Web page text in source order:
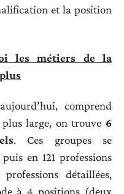
et la position
les métiers de la
comprend
large, on trouve 6
. Ces groupes se
en 121 professions
détaillées,